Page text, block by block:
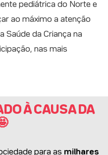
pediátrica do Norte e
ao máximo a atenção
Saúde da Criança na
nas mais
À CAUSA DA
para as milhares